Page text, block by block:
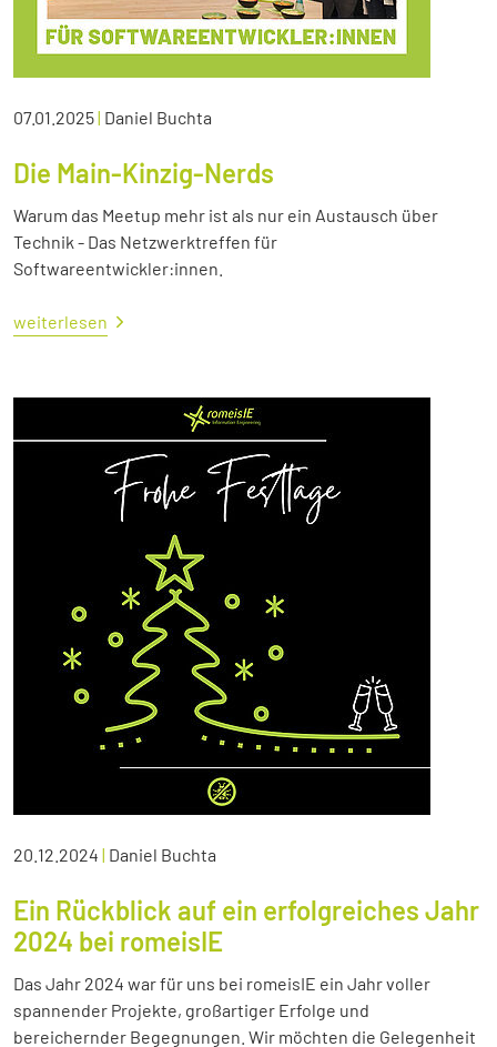
07.01.2025| Daniel Buchta
Die Main-Kinzig-Nerds
Warum das Meetup mehr ist als nur ein Austausch über
Technik - Das Netzwerktreffen für
Softwareentwickler:innen.
weiterlesen
20.12.2024 | Daniel Buchta
Ein Rückblick auf ein erfolgreiches Jahr
2024 bei romeisIE
Das Jahr 2024 war für uns bei romeisIE ein Jahr voller
spannender Projekte, großartiger Erfolge und
bereichernder Begegnungen. Wir möchten die Gelegenheit